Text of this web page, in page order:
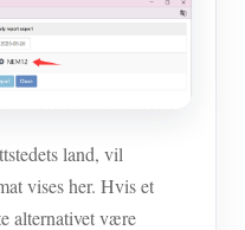
land, vil
vises her. Hvis et
alternativet være